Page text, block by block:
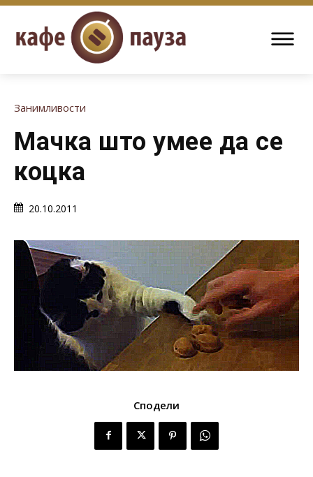
Занимливости
Мачка што умее да се
коцка
20.10.2011
Сподели